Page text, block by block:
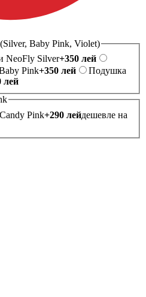
Baby Pink, Violet)
NeoFly Silver+350 лей
Pink+350 лей
Подушка
лей
Pink+290 лейдешевле на